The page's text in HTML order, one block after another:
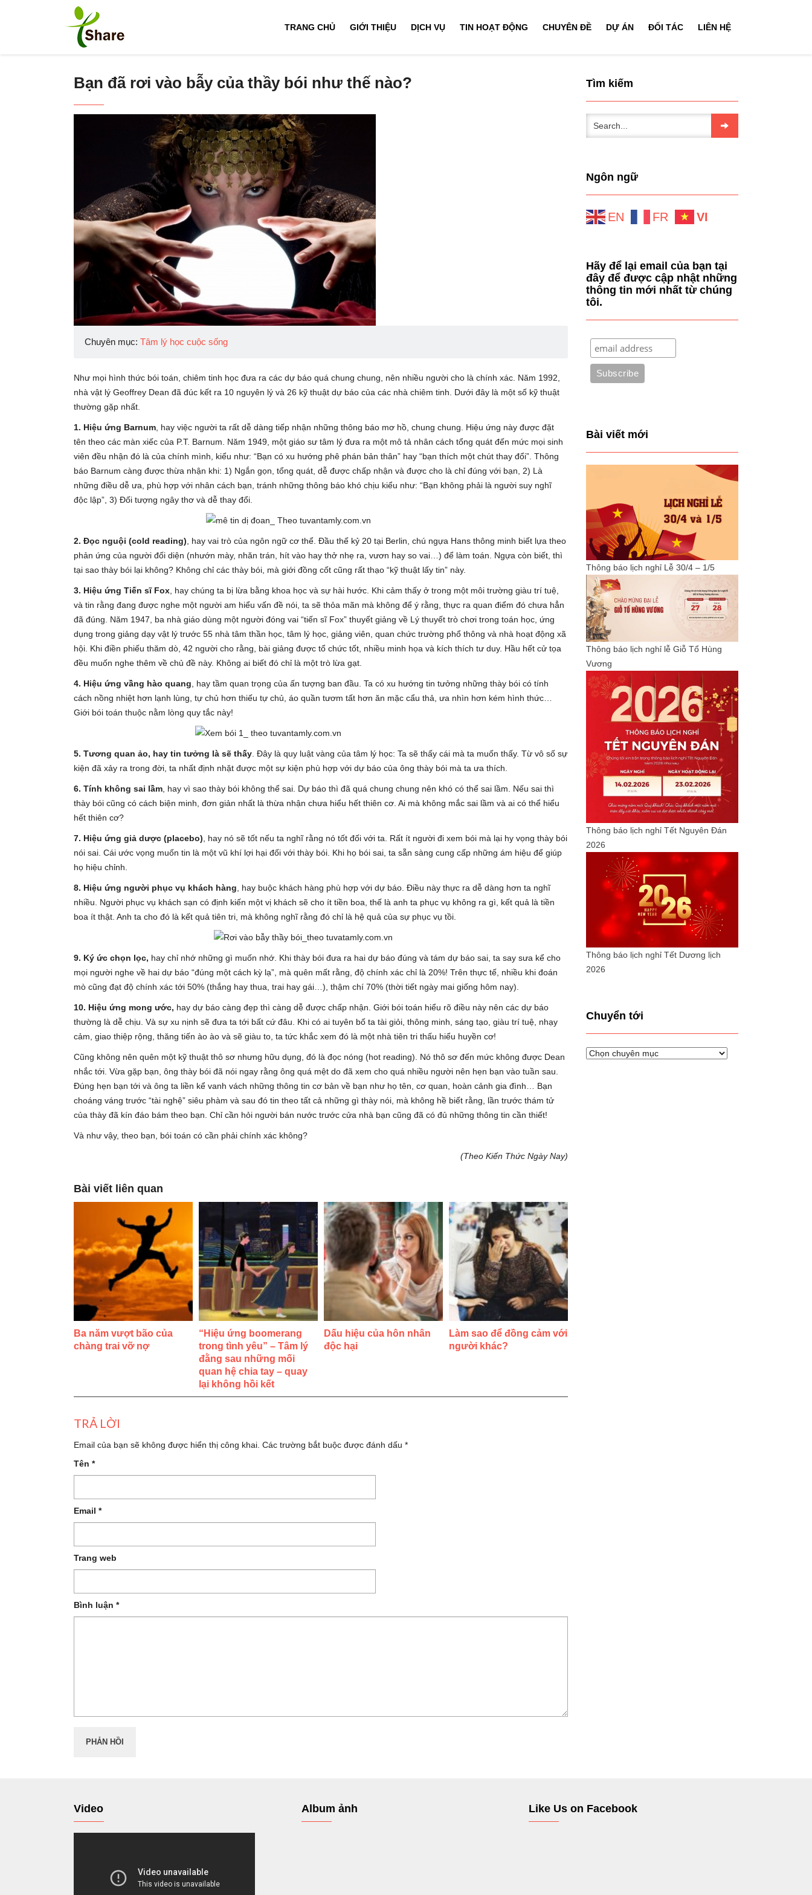
TRANG CHỦ GIỚI THIỆU DỊCH VỤ TIN HOẠT ĐỘNG CHUYÊN ĐỀ DỰ ÁN ĐỐI TÁC LIÊN HỆ
Bạn đã rơi vào bẫy của thầy bói như thế nào?
Chuyên mục: Tâm lý học cuộc sống
Như mọi hình thức bói toán, chiêm tinh học đưa ra các dự báo quá chung chung, nên nhiều người cho là chính xác. Năm 1992,
nhà vật lý Geoffrey Dean đã đúc kết ra 10 nguyên lý và 26 kỹ thuật dự báo của các nhà chiêm tinh. Dưới đây là một số kỹ thuật
thường gặp nhất.
1. Hiệu ứng Barnum , hay việc người ta rất dễ dàng tiếp nhận những thông báo mơ hồ, chung chung. Hiệu ứng này được đặt
tên theo các màn xiếc của P.T. Barnum. Năm 1949, một giáo sư tâm lý đưa ra một mô tả nhân cách tổng quát đến mức mọi sinh
viên đều nhận đó là của chính mình, kiểu như: “Bạn có xu hướng phê phán bản thân” hay “bạn thích một chút thay đổi”. Thông
báo Barnum càng được thừa nhận khi: 1) Ngắn gọn, tổng quát, dễ được chấp nhận và được cho là chỉ đúng với bạn, 2) Là
những điều dễ ưa, phù hợp với nhân cách bạn, tránh những thông báo khó chịu kiểu như: “Bạn không phải là người suy nghĩ
độc lập”, 3) Đối tượng ngây thơ và dễ thay đổi.
2. Đọc nguội (cold reading) , hay vai trò của ngôn ngữ cơ thể. Đầu thế kỷ 20 tại Berlin, chú ngựa Hans thông minh biết lựa theo
phản ứng của người đối diện (nhướn mày, nhăn trán, hít vào hay thở nhẹ ra, vươn hay so vai…) để làm toán. Ngựa còn biết, thì
tại sao thày bói lại không? Không chỉ các thày bói, mà giới đồng cốt cũng rất thạo “kỹ thuật lấy tin” này.
3. Hiệu ứng Tiến sĩ Fox , hay chúng ta bị lừa bằng khoa học và sự hài hước. Khi cảm thấy ở trong một môi trường giàu trí tuệ,
và tin rằng đang được nghe một người am hiểu vấn đề nói, ta sẽ thỏa mãn mà không để ý rằng, thực ra quan điểm đó chưa hẳn
đã đúng. Năm 1947, ba nhà giáo dùng một người đóng vai “tiến sĩ Fox” thuyết giảng về Lý thuyết trò chơi trong toán học, ứng
dụng trong giảng dạy vật lý trước 55 nhà tâm thần học, tâm lý học, giảng viên, quan chức trường phổ thông và nhà hoạt động xã
hội. Khi điền phiếu thăm dò, 42 người cho rằng, bài giảng được tổ chức tốt, nhiều minh họa và kích thích tư duy. Hầu hết cử tọa
đều muốn nghe thêm về chủ đề này. Không ai biết đó chỉ là một trò lừa gạt.
4. Hiệu ứng vầng hào quang , hay tầm quan trọng của ấn tượng ban đầu. Ta có xu hướng tin tưởng những thày bói có tính
cách nồng nhiệt hơn lạnh lùng, tự chủ hơn thiếu tự chủ, áo quần tươm tất hơn ăn mặc cẩu thả, ưa nhìn hơn kém hình thức…
Giới bói toán thuộc nằm lòng quy tắc này!
5. Tương quan ảo, hay tin tưởng là sẽ thấy . Đây là quy luật vàng của tâm lý học: Ta sẽ thấy cái mà ta muốn thấy. Từ vô số sự
kiện đã xảy ra trong đời, ta nhất định nhặt được một sự kiện phù hợp với dự báo của ông thày bói mà ta ưa thích.
6. Tính không sai lầm , hay vì sao thày bói không thể sai. Dự báo thì đã quá chung chung nên khó có thể sai lầm. Nếu sai thì
thày bói cũng có cách biện minh, đơn giản nhất là thừa nhận chưa hiểu hết thiên cơ. Ai mà không mắc sai lầm và ai có thể hiểu
hết thiên cơ?
7. Hiệu ứng giả dược (placebo) , hay nó sẽ tốt nếu ta nghĩ rằng nó tốt đối với ta. Rất ít người đi xem bói mà lại hy vọng thày bói
nói sai. Cái ước vọng muốn tin là một vũ khí lợi hại đối với thày bói. Khi họ bói sai, ta sẵn sàng cung cấp những ám hiệu để giúp
họ hiệu chỉnh.
8. Hiệu ứng người phục vụ khách hàng , hay buộc khách hàng phù hợp với dự báo. Điều này thực ra dễ dàng hơn ta nghĩ
nhiều. Người phục vụ khách sạn có định kiến một vị khách sẽ cho ít tiền boa, thế là anh ta phục vụ không ra gì, kết quả là tiền
boa ít thật. Anh ta cho đó là kết quả tiên tri, mà không nghĩ rằng đó chỉ là hệ quả của sự phục vụ tồi.
9. Ký ức chọn lọc, hay chỉ nhớ những gì muốn nhớ. Khi thày bói đưa ra hai dự báo đúng và tám dự báo sai, ta say sưa kể cho
mọi người nghe về hai dự báo “đúng một cách kỳ lạ”, mà quên mất rằng, độ chính xác chỉ là 20%! Trên thực tế, nhiều khi đoán
mò cũng đạt độ chính xác tới 50% (thắng hay thua, trai hay gái…), thậm chí 70% (thời tiết ngày mai giống hôm nay).
10. Hiệu ứng mong ước, hay dự báo càng đẹp thì càng dễ được chấp nhận. Giới bói toán hiểu rõ điều này nên các dự báo
thường là dễ chịu. Và sự xu nịnh sẽ đưa ta tới bất cứ đâu. Khi có ai tuyên bố ta tài giỏi, thông minh, sáng tạo, giàu trí tuệ, nhạy
cảm, giao thiệp rộng, thăng tiến ào ào và sẽ giàu to, ta tức khắc xem đó là một nhà tiên tri thấu hiểu huyền cơ!
Cũng không nên quên một kỹ thuật thô sơ nhưng hữu dụng, đó là đọc nóng (hot reading). Nó thô sơ đến mức không được Dean
nhắc tới. Vừa gặp bạn, ông thày bói đã nói ngay rằng ông quá mệt do đã xem cho quá nhiều người nên hẹn bạn vào tuần sau.
Đúng hẹn bạn tới và ông ta liền kể vanh vách những thông tin cơ bản về bạn như họ tên, cơ quan, hoàn cảnh gia đình… Bạn
choáng váng trước “tài nghệ” siêu phàm và sau đó tin theo tất cả những gì thày nói, mà không hề biết rằng, lần trước thám tử
của thày đã kín đáo bám theo bạn. Chỉ cần hỏi người bán nước trước cửa nhà bạn cũng đã có đủ những thông tin cần thiết!
Và như vậy, theo bạn, bói toán có cần phải chính xác không?
(Theo Kiến Thức Ngày Nay)
Bài viết liên quan
Ba năm vượt bão của
chàng trai vỡ nợ
“Hiệu ứng boomerang
trong tình yêu” – Tâm lý
đằng sau những mối
quan hệ chia tay – quay
lại không hồi kết
Dấu hiệu của hôn nhân
độc hại
Làm sao để đồng cảm với
người khác?
TRẢ LỜI
Email của bạn sẽ không được hiển thị công khai. Các trường bắt buộc được đánh dấu *
Tên *
Email *
Trang web
Bình luận *
Tìm kiếm
Ngôn ngữ
EN FR VI
Hãy để lại email của bạn tại
đây để được cập nhật những
thông tin mới nhất từ chúng
tôi.
Bài viết mới
Thông báo lịch nghỉ Lễ 30/4 – 1/5
Thông báo lịch nghỉ lễ Giỗ Tổ Hùng
Vương
Thông báo lịch nghỉ Tết Nguyên Đán
2026
Thông báo lịch nghỉ Tết Dương lịch
2026
Chuyển tới
Chuyển
Video Album ảnh Like Us on Facebook